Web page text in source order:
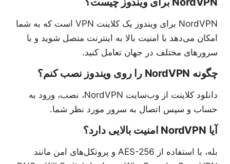
NordVPN برای ویندوز یک کلاینت VPN است که به شما
امکان می‌دهد با امنیت بالا به اینترنت متصل شوید و با
سرورهای مختلف در جهان تعامل کنید.
چگونه NordVPN را روی ویندوز نصب کنم؟
دانلود کلاینت از وب‌سایت NordVPN، نصب، ورود به
حساب و سپس اتصال به سرور مورد نظر شما.
آیا NordVPN امنیت بالایی دارد؟
بله، با استفاده از AES-256 و پروتکل‌های امن مانند